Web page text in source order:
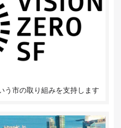
う市の取り組みを支持します